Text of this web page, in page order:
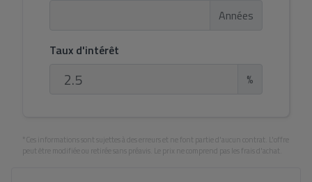
Années
Taux d'intérêt
%
*Ces informations sont sujettes à des erreurs et ne font partie d'aucun contrat. L'offre
peut être modifiée ou retirée sans préavis. Le prix ne comprend pas les frais d'achat.